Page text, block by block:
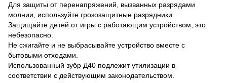
Для защиты от перенапряжений, вызванных разрядами
молнии, используйте грозозащитные разрядники.
Защищайте детей от игры с работающим устройством, это
небезопасно.
Не сжигайте и не выбрасывайте устройство вместе с
бытовыми отходами.
Использованный зубр Д40 подлежит утилизации в
соответствии с действующим законодательством.